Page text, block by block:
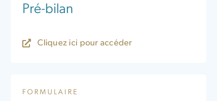
Pré-bilan
Cliquez ici pour accéder
FORMULAIRE